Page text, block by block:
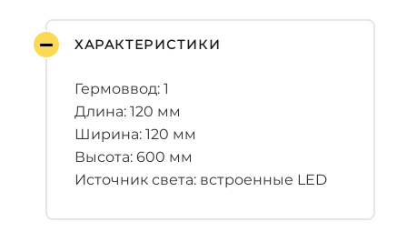
ХАРАКТЕРИСТИКИ
Гермоввод: 1
Длина: 120 мм
Ширина: 120 мм
Высота: 600 мм
Источник света: встроенные LED